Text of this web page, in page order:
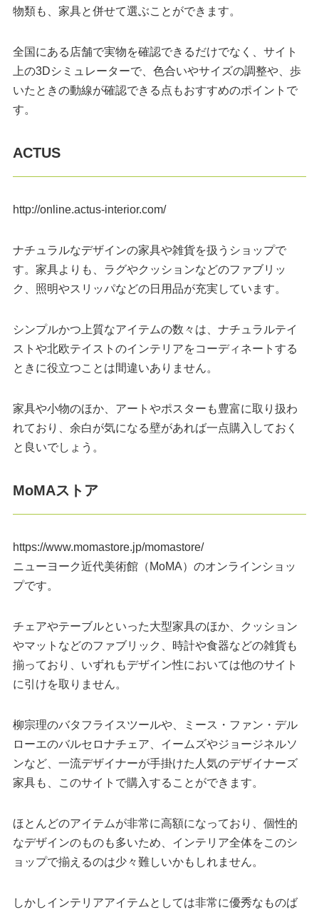
物類も、家具と併せて選ぶことができます。
全国にある店舗で実物を確認できるだけでなく、サイト
上の3Dシミュレーターで、色合いやサイズの調整や、歩
いたときの動線が確認できる点もおすすめのポイントで
す。
ACTUS
http://online.actus-interior.com/
ナチュラルなデザインの家具や雑貨を扱うショップで
す。家具よりも、ラグやクッションなどのファブリッ
ク、照明やスリッパなどの日用品が充実しています。
シンプルかつ上質なアイテムの数々は、ナチュラルテイ
ストや北欧テイストのインテリアをコーディネートする
ときに役立つことは間違いありません。
家具や小物のほか、アートやポスターも豊富に取り扱わ
れており、余白が気になる壁があれば一点購入しておく
と良いでしょう。
MoMAストア
https://www.momastore.jp/momastore/
ニューヨーク近代美術館（MoMA）のオンラインショッ
プです。
チェアやテーブルといった大型家具のほか、クッション
やマットなどのファブリック、時計や食器などの雑貨も
揃っており、いずれもデザイン性においては他のサイト
に引けを取りません。
柳宗理のバタフライスツールや、ミース・ファン・デル
ローエのバルセロナチェア、イームズやジョージネルソ
ンなど、一流デザイナーが手掛けた人気のデザイナーズ
家具も、このサイトで購入することができます。
ほとんどのアイテムが非常に高額になっており、個性的
なデザインのものも多いため、インテリア全体をこのシ
ョップで揃えるのは少々難しいかもしれません。
しかしインテリアアイテムとしては非常に優秀なものば